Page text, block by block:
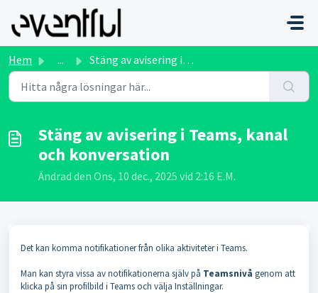
Hoppa över till huvudinnehåll
Hem ... Stäng av avisering i Teams, kanal och konversation
Stäng av avisering i Teams, kanal
och konversation
Ändrad den Ons, 10 dec., 2025 vid 2:16 E.M.
Det kan komma notifikationer från olika aktiviteter i Teams.
Man kan styra vissa av notifikationerna själv på Teamsnivå genom att
klicka på sin profilbild i Teams och välja Inställningar.